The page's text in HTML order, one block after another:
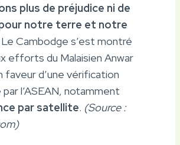
plus de préjudice ni de
notre terre et notre
Cambodge s’est montré
efforts du Malaisien Anwar
faveur d’une vérification
l’ASEAN, notamment
par satellite. (Source :